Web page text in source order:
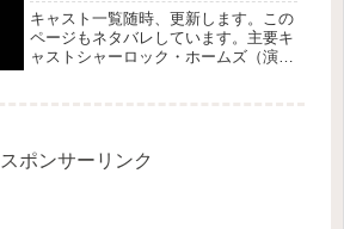
キャスト一覧随時、更新します。この
ページもネタバレしています。主要キ
ャストシャーロック・ホームズ（演：
スポンサーリンク